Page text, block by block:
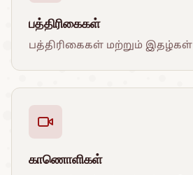
பத்திரிகைகள்
பத்திரிகைகள் மற்றும் இதழ்கள்
காணொளிகள்